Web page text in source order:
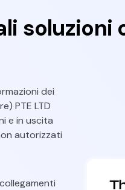
soluzioni
dei
PTE LTD
e in uscita
autorizzati